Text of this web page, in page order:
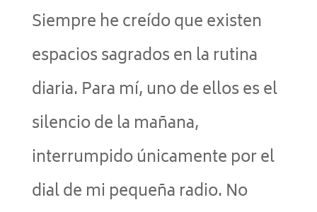
Siempre he creído que existen
espacios sagrados en la rutina
diaria. Para mí, uno de ellos es el
silencio de la mañana,
interrumpido únicamente por el
dial de mi pequeña radio. No